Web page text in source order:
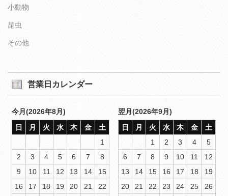
小動物
昆虫
その他
営業日カレンダー
今月(2026年8月)
日
月 火 水 木 金
土
1
2
3 4 5 6 7
8
9
10 11 12 13 14
15
16
17 18 19 20 21
22
翌月(2026年9月)
日
月 火 水 木 金
土
1
2 3 4
5
6
7 8 9 10 11
12
13
14 15 16 17 18
19
20
21 22 23 24 25
26